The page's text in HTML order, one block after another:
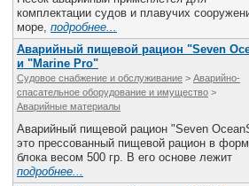
комплектации судов и плавучих
море, подробнее...
Аварийный пищевой рацион "Seven
и "Marine Pro"
Судовое снабжение и обслуживание > Аварийно-
спасательное оборудование и имущество >
Аварийные материалы
Аварийный пищевой рацион "Seven
это прессованный пищевой рацион в
блока весом 500 гр. В его основе лежит
подробнее...